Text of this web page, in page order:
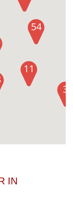
54
11
3
IN